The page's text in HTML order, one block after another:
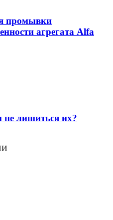
промывки
агрегата Alfa
не лишиться их?